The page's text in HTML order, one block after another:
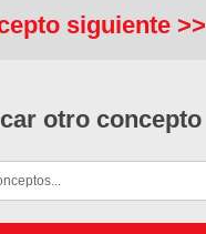
siguiente >>
otro concepto